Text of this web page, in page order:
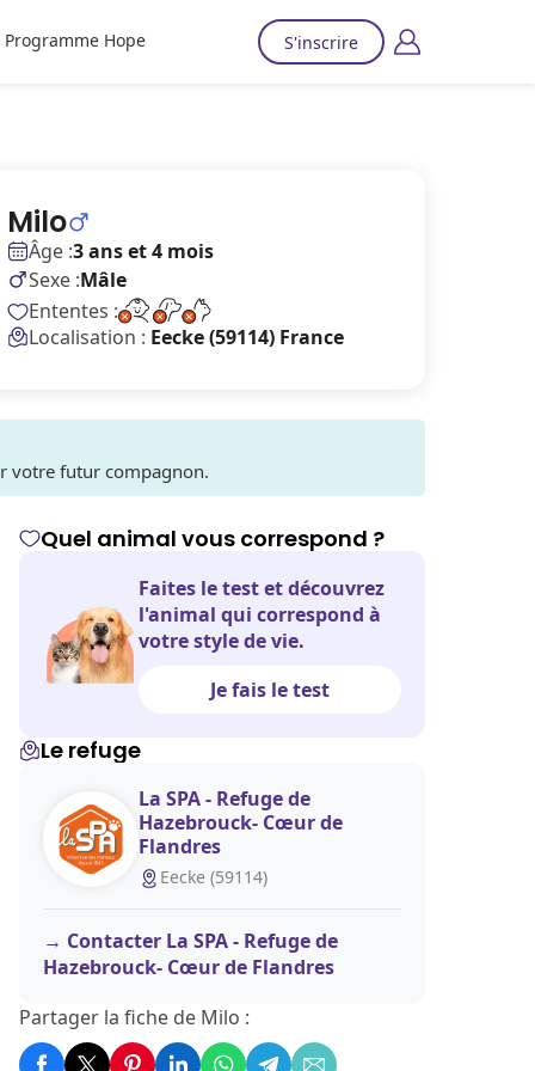
Programme Hope S'inscrire
Milo
Âge :3 ans et 4 mois
Sexe :Mâle
Ententes :
Localisation : Eecke (59114) France
votre futur compagnon.
Quel animal vous correspond ?
Faites le test et découvrez
l'animal qui correspond à
votre style de vie.
Je fais le test
Le refuge
La SPA - Refuge de
Hazebrouck- Cœur de
Flandres
Eecke (59114)
Contacter La SPA - Refuge de
Hazebrouck- Cœur de Flandres
Partager la fiche de Milo :